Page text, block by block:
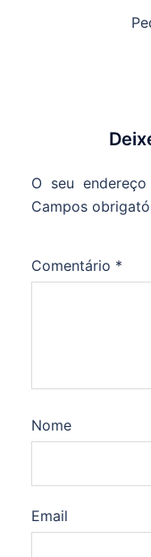
O seu
Campos
Comentário *
Nome
Email